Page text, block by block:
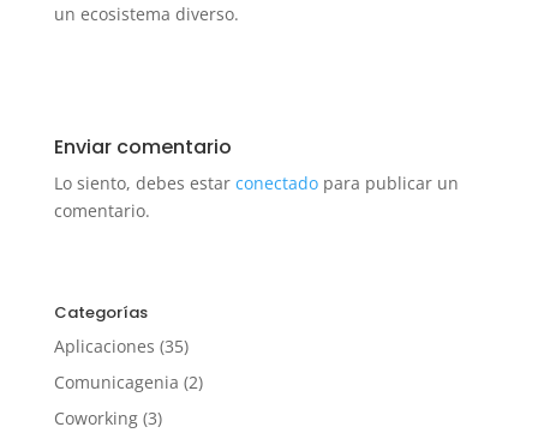
un ecosistema diverso.
Enviar comentario
Lo siento, debes estar conectadopara publicar un
comentario.
Categorías
Aplicaciones (35)
Comunicagenia (2)
Coworking(3)